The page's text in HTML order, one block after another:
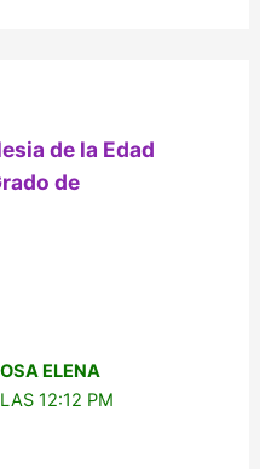
de la Edad
de
ELENA
12:12 PM